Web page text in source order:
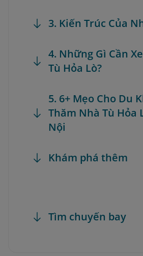
3. Kiến Trúc Của
4. Những Gì Cần
Tù Hỏa Lò?
5. 6+ Mẹo Cho Du
Thăm Nhà Tù Hỏa
Nội
Khám phá thêm
Tìm chuyến bay